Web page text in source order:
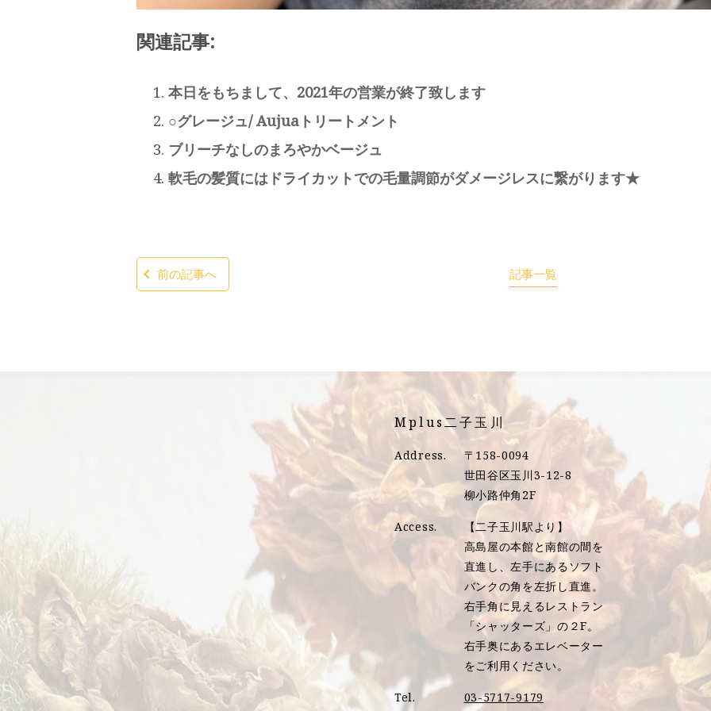
関連記事:
本日をもちまして、2021年の営業が終了致します
○グレージュ/ Aujuaトリートメント
ブリーチなしのまろやかベージュ
軟毛の髪質にはドライカットでの毛量調節がダメージレスに繋がります★
前の記事へ 記事一覧
Mplus二子玉川
Address.
〒158-0094
世田谷区玉川3-12-8
柳小路仲角2F
Access.
【二子玉川駅より】
高島屋の本館と南館の間を
直進し、左手にあるソフト
バンクの角を左折し直進。
右手角に見えるレストラン
「シャッターズ」の２F。
右手奥にあるエレベーター
をご利用ください。
Tel. 03-5717-9179